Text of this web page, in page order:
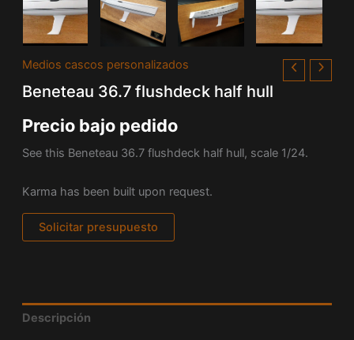
Medios cascos personalizados
Beneteau 36.7 flushdeck half hull
Precio bajo pedido
See this Beneteau 36.7 flushdeck half hull, scale 1/24.
Karma has been built upon request.
Solicitar presupuesto
Descripción